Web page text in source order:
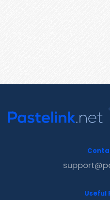
Useful